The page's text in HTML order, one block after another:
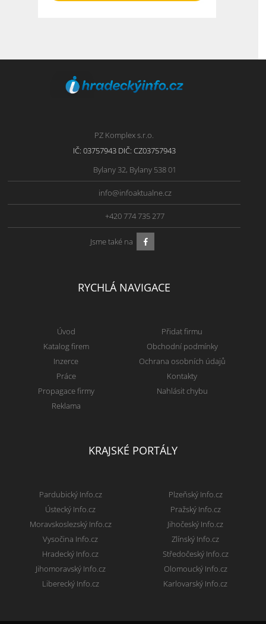
PZ Komplex s.r.o.
IČ: 03757943 DIČ: CZ03757943
Bylany 32, Bylany 538 01
info@infoaktualne.cz
+420 774 735 277
Jsme také na
RYCHLÁ NAVIGACE
Úvod
Katalog firem
Inzerce
Práce
Propagace firmy
Reklama
Přidat firmu
Obchodní podmínky
Ochrana osobních údajů
Kontakty
Nahlásit chybu
KRAJSKÉ PORTÁLY
Pardubický Info.cz
Ústecký Info.cz
Moravskoslezský Info.cz
Vysočina Info.cz
Hradecký Info.cz
Jihomoravský Info.cz
Liberecký Info.cz
Plzeňský Info.cz
Pražský Info.cz
Jihočeský Info.cz
Zlínský Info.cz
Středočeský Info.cz
Olomoucký Info.cz
Karlovarský Info.cz